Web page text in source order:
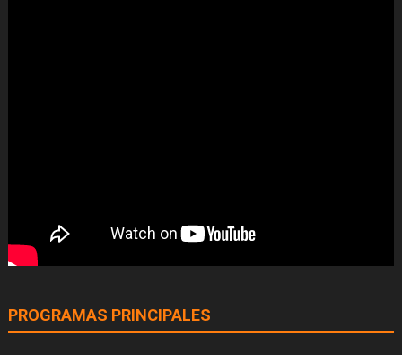
PROGRAMAS PRINCIPALES